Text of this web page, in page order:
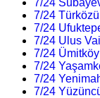
7/24
7/24
7/24
7/24 Ulus
7/24
7/24
7/24
7/24